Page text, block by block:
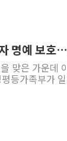
[베트
'월가의
양주 섬
김정관
해군 1함
우크라
명예 보호
맞은 가운데
등가족부가